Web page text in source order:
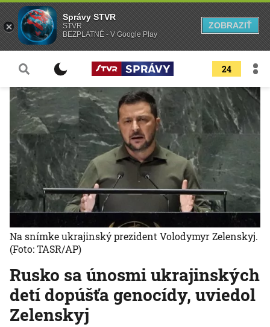
24
Rusko sa únosmi ukrajinských
detí dopúšťa genocídy, uviedol
Zelenskyj
Na snímke ukrajinský prezident Volodymyr Zelenskyj.
(Foto: TASR/AP)
Správy STVR
STVR
BEZPLATNÉ - V Google Play
ZOBRAZIŤ